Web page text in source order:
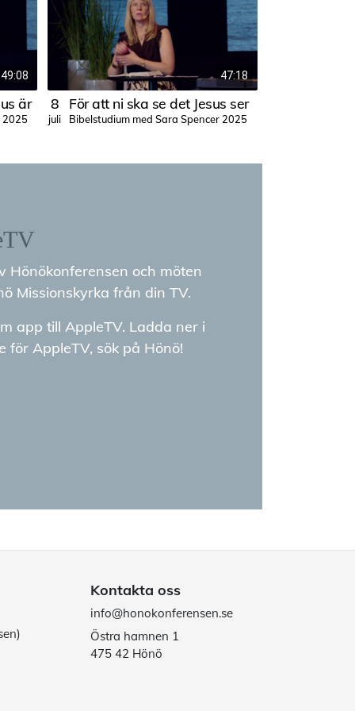
49:08
är
2025
47:18
8
juli
För att ni ska se det Jesus ser
Bibelstudium med Sara Spencer 2025
Hönökonferensen och möten
Missionskyrka från din TV.
app till AppleTV. Ladda ner i
för AppleTV, sök på Hönö!
Kontakta oss
info@honokonferensen.se
Östra hamnen 1
475 42 Hönö